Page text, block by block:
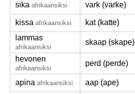
sika afrikaansiksi vark (varke)
kissa afrikaansiksi
kat (katte)
lammas
afrikaansiksi
skaap (skape)
hevonen
afrikaansiksi
perd (perde)
apina afrikaansiksi aap (ape)